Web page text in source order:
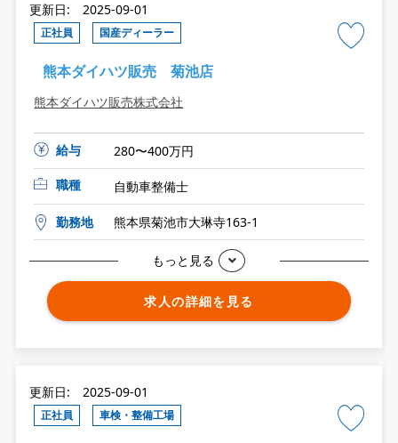
更新日: 2025-09-01
正社員 国産ディーラー
熊本ダイハツ販売 菊池店
熊本ダイハツ販売株式会社
給与
280〜400万円
職種
自動車整備士
勤務地 熊本県菊池市大琳寺163-1
もっと見る
求人の詳細を見る
更新日: 2025-09-01
正社員 車検・整備工場